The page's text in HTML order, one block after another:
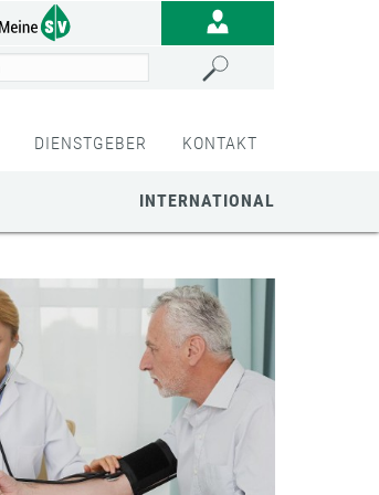
DIENSTGEBER KONTAKT
INTERNATIONAL